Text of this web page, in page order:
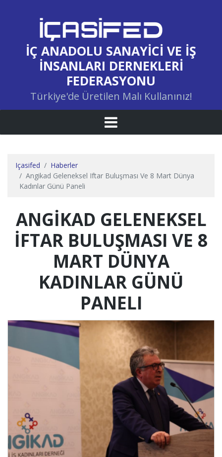
İÇ ANADOLU SANAYICI VE İŞ
İNSANLARI DERNEKLERI
FEDERASYONU
Türkiye'de Üretilen Malı Kullanınız!
Içasifed
Haberler
Angikad Geleneksel Iftar Buluşması Ve 8 Mart Dünya
Kadınlar Günü Paneli
ANGİKAD GELENEKSEL
İFTAR BULUŞMASI VE 8
MART DÜNYA
KADINLAR GÜNÜ
PANELI